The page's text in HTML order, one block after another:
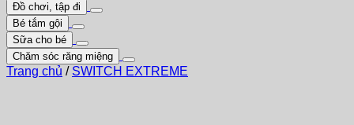
Đồ chơi, tập đi
Bé tắm gội
Sữa cho bé
Chăm sóc răng miệng
Trang chủ / SWITCH EXTREME